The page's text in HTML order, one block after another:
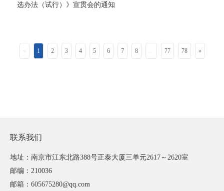
选办法（试行）》宣贯会的通知
« 1 2 3 4 5 6 7 8 77 78 »
联系我们
地址：南京市江东北路388号正泰大厦三单元2617～2620室
邮编：210036
邮箱：605675280@qq.com